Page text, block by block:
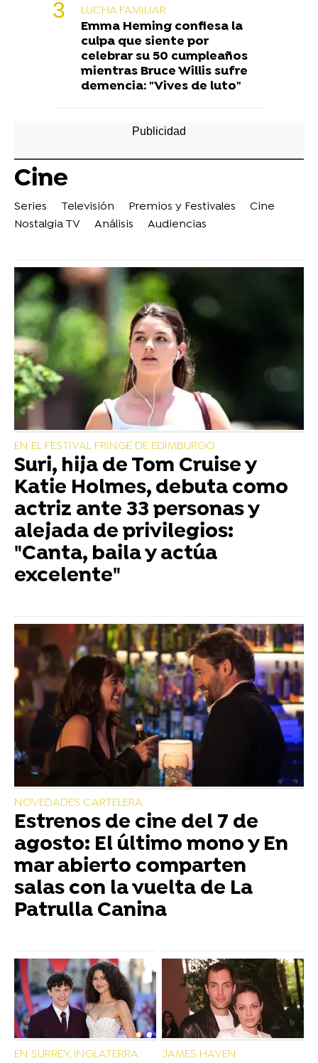
LUCHA FAMILIAR
Emma Heming confiesa la
culpa que siente por
celebrar su 50 cumpleaños
mientras Bruce Willis sufre
demencia: "Vives de luto"
Cine
Series Televisión Premios y Festivales
Cine
Nostalgia TV
Análisis Audiencias
EN EL FESTIVAL FRINGE DE EDIMBURGO
Suri, hija de Tom Cruise y
Katie Holmes, debuta como
actriz ante 33 personas y
alejada de privilegios:
"Canta, baila y actúa
excelente"
NOVEDADES CARTELERA
Estrenos de cine del 7 de
agosto: El último mono y En
mar abierto comparten
salas con la vuelta de La
Patrulla Canina
EN SURREY, INGLATERRA JAMES HAVEN